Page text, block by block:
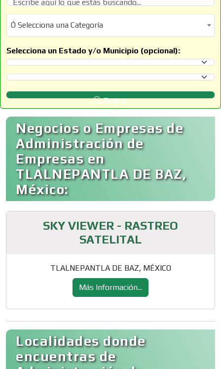
Ó Selecciona una Categoría
Ó Selecciona una Categoría
Selecciona un Estado y/o Municipio (opcional):
Selecciona un Estado
Selecciona un Municipio
Buscar
Negocios o Empresas de
Administración de
Empresas en
TLALNEPANTLA DE BAZ,
México:
SKY VIEWER - RASTREO
SATELITAL
TLALNEPANTLA DE BAZ, MÉXICO
Más Información...
Localidades donde
encuentras de